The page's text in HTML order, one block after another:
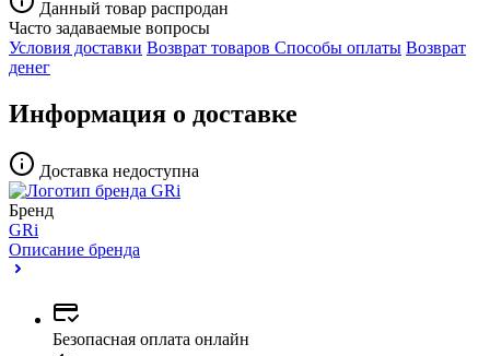
Данный товар распродан
Часто задаваемые вопросы
Условия доставки Возврат товаров Способы оплаты Возврат
денег
Информация о доставке
Доставка недоступна
Бренд
GRi
Описание бренда
Безопасная оплата онлайн